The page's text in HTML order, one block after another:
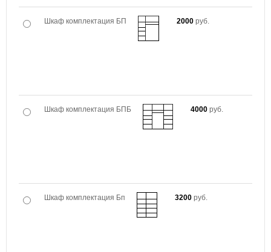
Шкаф комплектация БП 2000 руб.
Шкаф комплектация БПБ 4000 руб.
Шкаф комплектация Бп 3200 руб.